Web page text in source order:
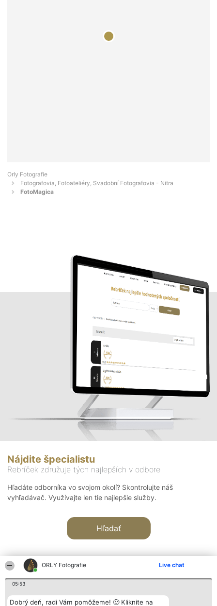
ORLY Fotografie Live chat
05:53
Dobrý deň, radi Vám pomôžeme! 🙂 Kliknite na
Orly Fotografie
Fotografovia, Fotoateliéry, Svadobní Fotografovia - Nitra
FotoMagica
Nájdite špecialistu
Rebríček združuje tých najlepších v odbore
Hľadáte odborníka vo svojom okolí? Skontrolujte náš
vyhľadávač. Využívajte len tie najlepšie služby.
Hľadať
Organizátor hodnotenia Hodnotenie Kontakt